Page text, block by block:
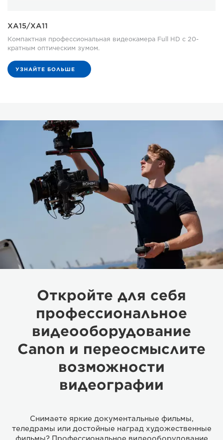
XA15/XA11
Компактная профессиональная видеокамера Full HD с 20-
кратным оптическим зумом.
УЗНАЙТЕ БОЛЬШЕ
Откройте для себя
профессиональное
видеооборудование
Canon и переосмыслите
возможности
видеографии
Снимаете яркие документальные фильмы,
теледрамы или достойные наград художественные